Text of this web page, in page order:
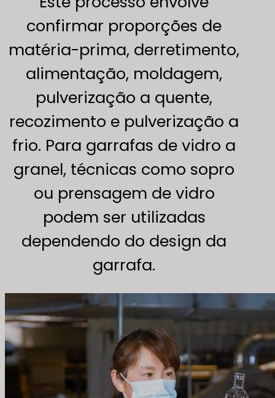
confirmar proporções de
matéria-prima, derretimento,
alimentação, moldagem,
pulverização a quente,
recozimento e pulverização a
frio. Para garrafas de vidro a
granel, técnicas como sopro
ou prensagem de vidro
podem ser utilizadas
dependendo do design da
garrafa.